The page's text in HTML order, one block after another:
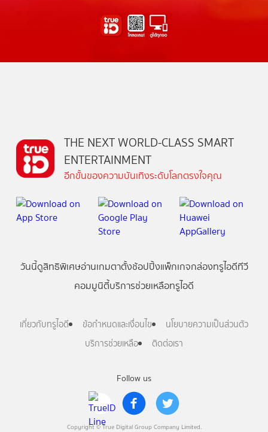
Follow us
Copyright © True Digital Group Company Limited.
THE NEXT WORLD-CLASS SMART
ENTERTAINMENT
อีกขั้นของความบันเทิงระดับโลกตรงใจคุณ
วันนี้ดูสิทธิพิเศษอ่านเกมตาตั้งช้อปปิ้งแพ็กเกจกล่องทรูไอดีทีวี
คอมมูนิตี้บริการช่วยเหลือทรูไอดี
เกี่ยวกับทรูไอดี ข้อกำหนดและเงื่อนไข
นโยบายความเป็นส่วนตัว
บริการช่วยเหลือ
ติดต่อเรา